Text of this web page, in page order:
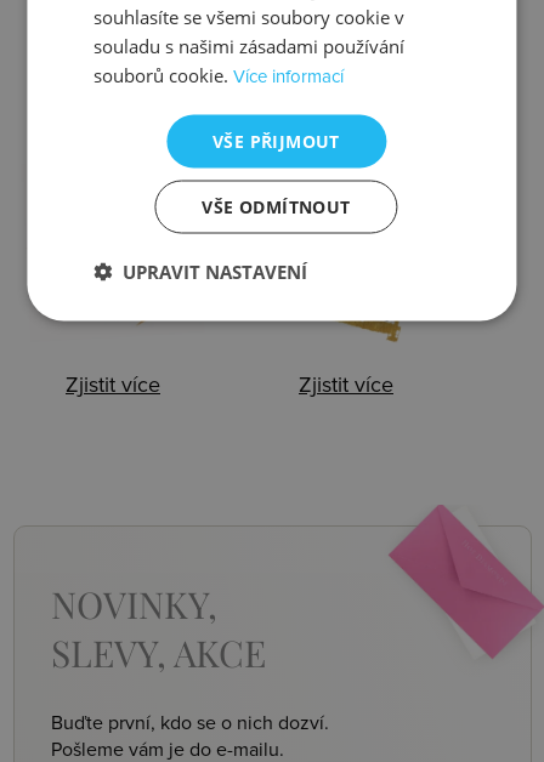
Zjistit více
Balení
Zjistit více
NOVINKY,
SLEVY, AKCE
Buďte první, kdo se o nich dozví.
Pošleme vám je do e-mailu.
souhlasíte se všemi soubory cookie v
souladu s našimi zásadami používání
souborů cookie.Více informací
VŠE PŘIJMOUT
VŠE ODMÍTNOUT
UPRAVIT NASTAVENÍ